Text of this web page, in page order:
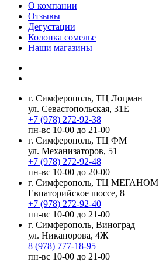
О компании
Отзывы
Дегустации
Колонка сомелье
Наши магазины
г. Симферополь, ТЦ Лоцман
ул. Севастопольская, 31Е
+7 (978) 272-92-38
пн-вс 10-00 до 21-00
г. Симферополь, ТЦ ФМ
ул. Механизаторов, 51
+7 (978) 272-92-48
пн-вс 10-00 до 20-00
г. Симферополь, ТЦ МЕГАНОМ
Евпаторийское шоссе, 8
+7 (978) 272-92-40
пн-вс 10-00 до 21-00
г. Симферополь, Виноград
ул. Никанорова, 4Ж
8 (978) 777-18-95
пн-вс 10-00 до 21-00